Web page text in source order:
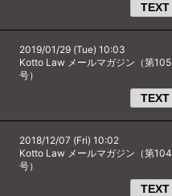
TEXT
2019/01/29 (Tue) 10:03
Kotto Law メールマガジン（第105
号）
TEXT
2018/12/07 (Fri) 10:02
Kotto Law メールマガジン（第104
号）
TEXT